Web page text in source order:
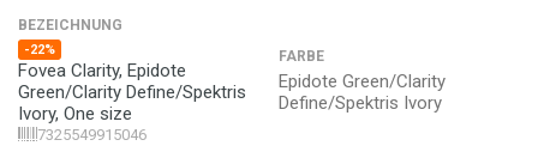
BEZEICHNUNG
-22%
Fovea Clarity, Epidote
Green/Clarity Define/Spektris
Ivory, One size
7325549915046
FARBE
Epidote Green/Clarity
Define/Spektris Ivory